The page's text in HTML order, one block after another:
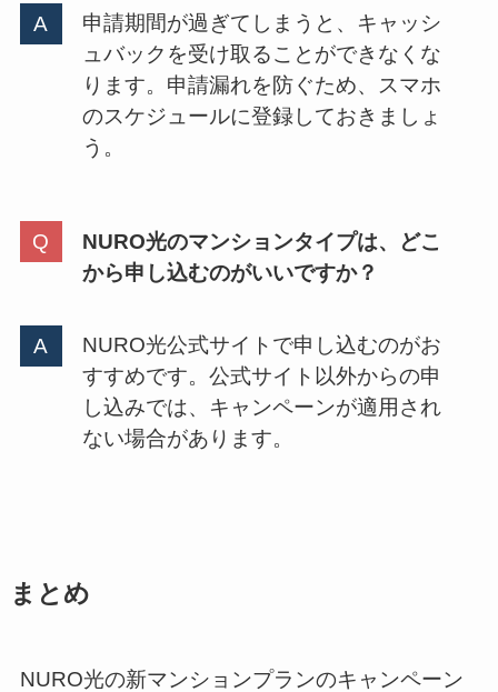
申請期間が過ぎてしまうと、キャッシ
ュバックを受け取ることができなくな
ります。申請漏れを防ぐため、スマホ
のスケジュールに登録しておきましょ
う。
NURO光のマンションタイプは、どこ
から申し込むのがいいですか？
NURO光公式サイトで申し込むのがお
すすめです。公式サイト以外からの申
し込みでは、キャンペーンが適用され
ない場合があります。
まとめ
NURO光の新マンションプランのキャンペーン